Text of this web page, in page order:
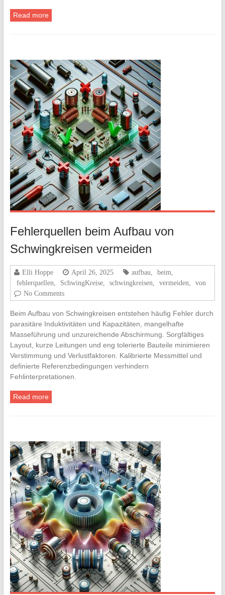
Read more
Fehlerquellen beim Aufbau von
Schwingkreisen vermeiden
Elli Hoppe April 26, 2025 aufbau beim
fehlerquellen
SchwingKreise, schwingkreisen vermeiden
von
No Comments
Beim Aufbau von Schwingkreisen entstehen häufig Fehler durch
parasitäre Induktivitäten und Kapazitäten, mangelhafte
Masseführung und unzureichende Abschirmung. Sorgfältiges
Layout, kurze Leitungen und eng tolerierte Bauteile minimieren
Verstimmung und Verlustfaktoren. Kalibrierte Messmittel und
definierte Referenzbedingungen verhindern
Fehlinterpretationen.
Read more